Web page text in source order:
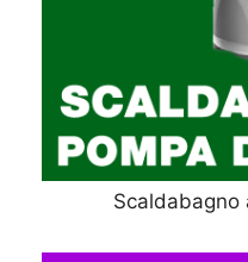
Scaldabagno